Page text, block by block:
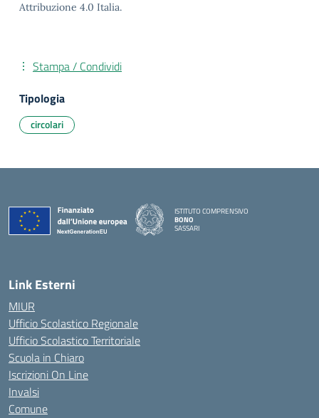
Attribuzione 4.0 Italia.
Stampa / Condividi
Tipologia
circolari
ISTITUTO COMPRENSIVO
BONO
SASSARI
Link Esterni
MIUR
Ufficio Scolastico Regionale
Ufficio Scolastico Territoriale
Scuola in Chiaro
Iscrizioni On Line
Invalsi
Comune